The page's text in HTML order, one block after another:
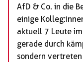
AfD & Co. in die
einige
aktuell 7 Leute
gerade durch
sondern